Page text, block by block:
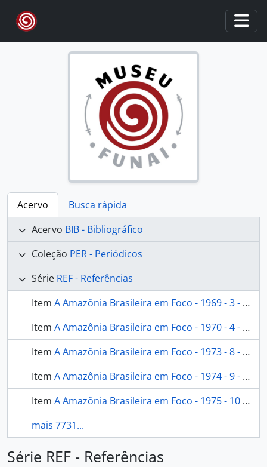
Skip to main content
Acervo
Busca rápida
Acervo BIB - Bibliográfico
Coleção PER - Periódicos
Série REF - Referências
Item A Amazônia Brasileira em Foco - 1969 - 3 - [A Amazônia Brasileira em Foco]
Item A Amazônia Brasileira em Foco - 1970 - 4 - [A Amazônia Brasileira em Foco]
Item A Amazônia Brasileira em Foco - 1973 - 8 - [A Amazônia Brasileira em Foco]
Item A Amazônia Brasileira em Foco - 1974 - 9 - [A Amazônia Brasileira em Foco]
Item A Amazônia Brasileira em Foco - 1975 - 10 - [A Amazônia Brasileira em Foco]
mais 7731...
Série REF - Referências